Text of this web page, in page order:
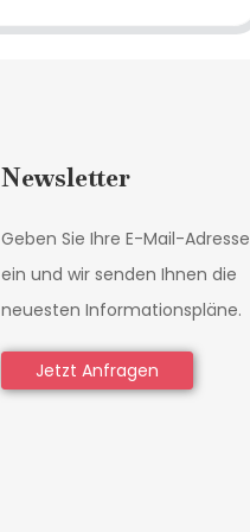
Newsletter
Geben Sie Ihre E-Mail-Adresse
ein und wir senden Ihnen die
neuesten Informationspläne.
Jetzt Anfragen